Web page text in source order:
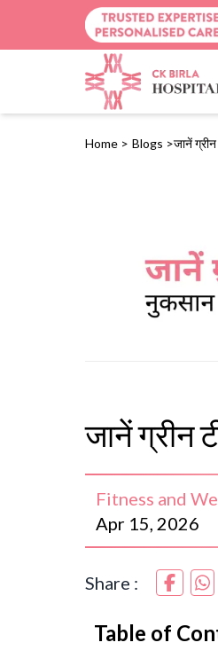
Home > Blogs >जानें
जानें ग्रीन
Fitness and
Apr 15, 2026
Share :
Table of